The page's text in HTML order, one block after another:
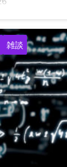
雑談